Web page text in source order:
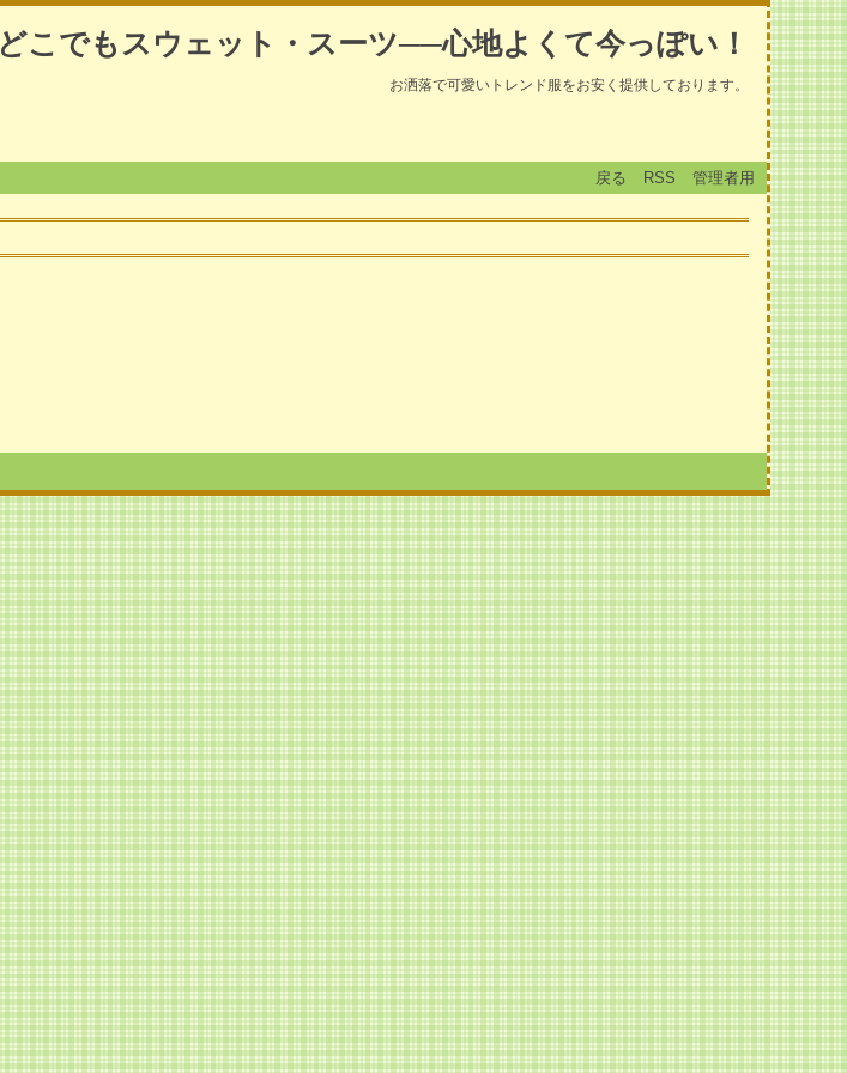
どこでもスウェット・スーツ──心地よくて今っぽい！
お洒落で可愛いトレンド服をお安く提供しております。
戻る RSS 管理者用